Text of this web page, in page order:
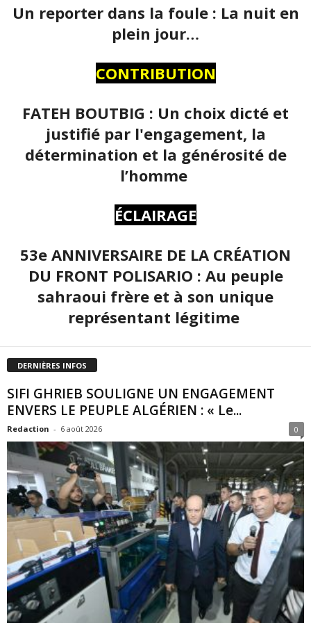
Un reporter dans la foule : La nuit en
plein jour…
CONTRIBUTION
FATEH BOUTBIG : Un choix dicté et
justifié par l'engagement, la
détermination et la générosité de
l’homme
ÉCLAIRAGE
53e ANNIVERSAIRE DE LA CRÉATION
DU FRONT POLISARIO : Au peuple
sahraoui frère et à son unique
représentant légitime
DERNIÈRES INFOS
SIFI GHRIEB SOULIGNE UN ENGAGEMENT
ENVERS LE PEUPLE ALGÉRIEN : « Le...
Redaction - 6 août 2026 0